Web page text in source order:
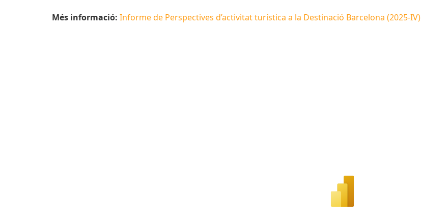
Més informació: Informe de Perspectives d’activitat turística a la Destinació Barcelona (2025-IV)